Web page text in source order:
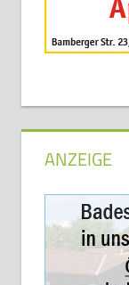
ANZEIGE